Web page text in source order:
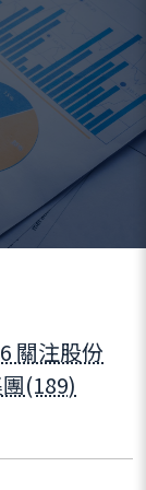
關注股份
(189)